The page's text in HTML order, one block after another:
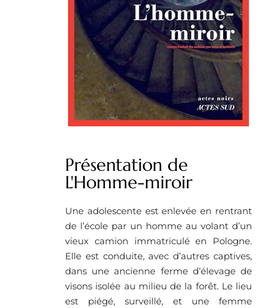
Présentation de
L'Homme-miroir
Une adolescente est enlevée en rentrant
de l’école par un homme au volant d’un
vieux camion immatriculé en Pologne.
Elle est conduite, avec d’autres captives,
dans une ancienne ferme d’élevage de
visons isolée au milieu de la forêt. Le lieu
est piégé, surveillé, et une femme